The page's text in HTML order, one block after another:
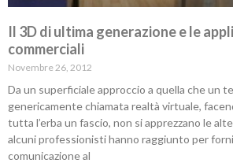
Il 3D di ultima generazione e le
commerciali
Novembre 26, 2012
Da un superficiale approccio a quella che un
genericamente chiamata realtà virtuale,
tutta l’erba un fascio, non si apprezzano le
alcuni professionisti hanno raggiunto per
comunicazione al